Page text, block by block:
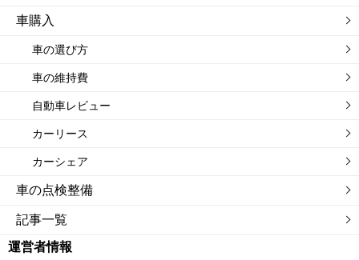
車購入
車の選び方
車の維持費
自動車レビュー
カーリース
カーシェア
車の点検整備
記事一覧
運営者情報